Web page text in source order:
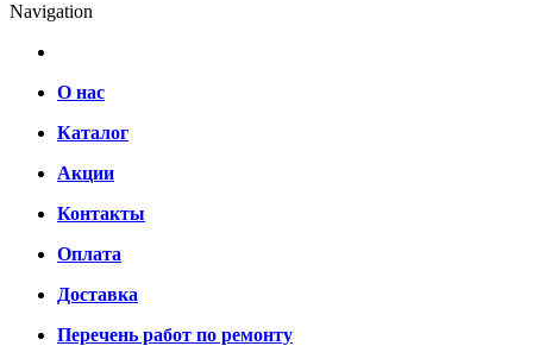
Navigation
О нас
Каталог
Акции
Контакты
Оплата
Доставка
Перечень работ по ремонту